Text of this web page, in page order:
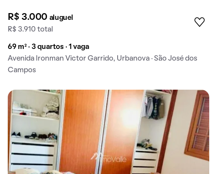
R$ 3.000 aluguel
R$ 3.910 total
69 m² · 3 quartos · 1 vaga
Avenida Ironman Victor Garrido, Urbanova · São José dos
Campos